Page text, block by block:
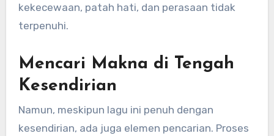
kekecewaan, patah hati, dan perasaan tidak
terpenuhi.
Mencari Makna di Tengah
Kesendirian
Namun, meskipun lagu ini penuh dengan
kesendirian, ada juga elemen pencarian. Proses